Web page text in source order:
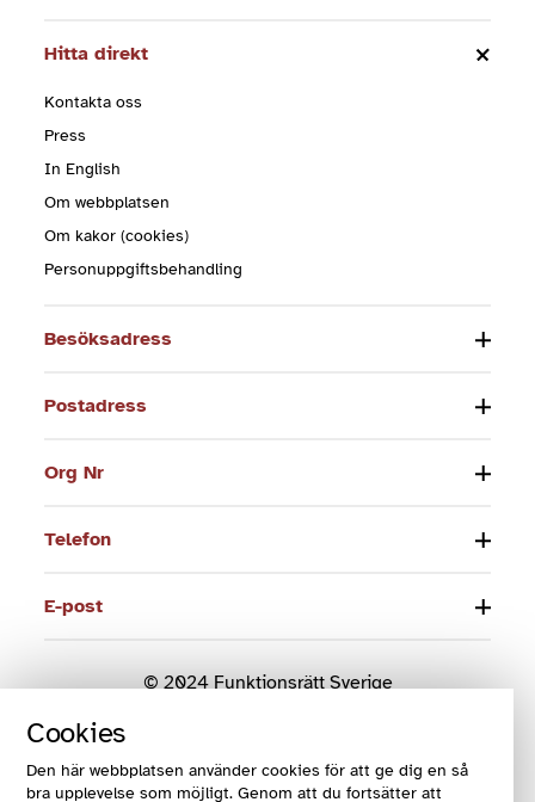
Cookies
Den här webbplatsen använder cookies för att ge dig en så
bra upplevelse som möjligt. Genom att du fortsätter att
Hitta direkt
Kontakta oss
Press
In English
Om webbplatsen
Om kakor (cookies)
Personuppgiftsbehandling
Besöksadress
Postadress
Org Nr
Telefon
E-post
© 2024 Funktionsrätt Sverige
COOKIEINSTÄLLNINGAR